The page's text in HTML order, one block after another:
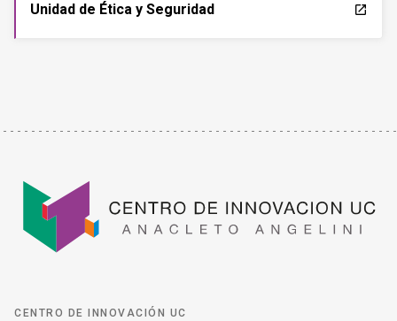
Unidad de Ética y Seguridad launch
CENTRO DE INNOVACIÓN UC